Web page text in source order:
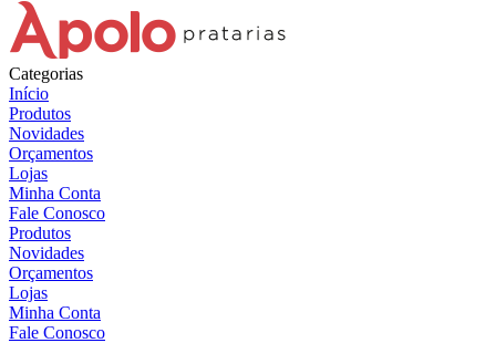
Categorias
Início
Produtos
Novidades
Orçamentos
Lojas
Minha Conta
Fale Conosco
Produtos
Novidades
Orçamentos
Lojas
Minha Conta
Fale Conosco